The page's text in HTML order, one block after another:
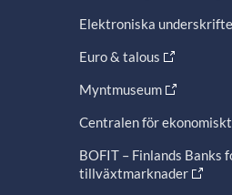
Elektroniska
Euro & talous
Myntmuseum
Centralen för
BOFIT – Finlands
tillväxtmarknader